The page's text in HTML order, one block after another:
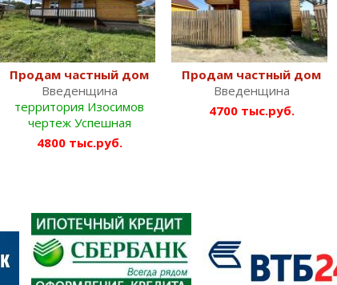
Продам частный дом
Введенщина
территория Изосимов
чертеж Успешная
4800 тыс.руб.
Продам частный дом
Введенщина
4700 тыс.руб.